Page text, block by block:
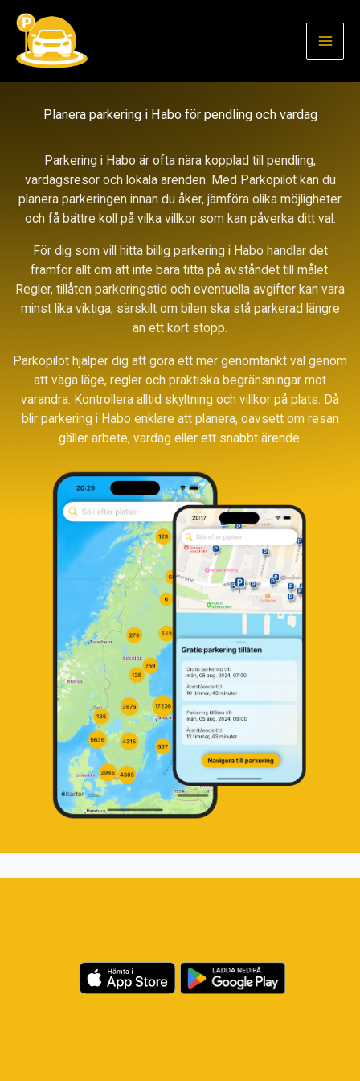
Hoppa
innehåll
Planera parkering i Habo för pendling och vardag
Parkering i Habo är ofta nära kopplad till pendling,
vardagsresor och lokala ärenden. Med Parkopilot kan du
planera parkeringen innan du åker, jämföra olika möjligheter
och få bättre koll på vilka villkor som kan påverka ditt val.
För dig som vill hitta billig parkering i Habo handlar det
framför allt om att inte bara titta på avståndet till målet.
Regler, tillåten parkeringstid och eventuella avgifter kan vara
minst lika viktiga, särskilt om bilen ska stå parkerad längre
än ett kort stopp.
Parkopilot hjälper dig att göra ett mer genomtänkt val genom
att väga läge, regler och praktiska begränsningar mot
varandra. Kontrollera alltid skyltning och villkor på plats. Då
blir parkering i Habo enklare att planera, oavsett om resan
gäller arbete, vardag eller ett snabbt ärende.